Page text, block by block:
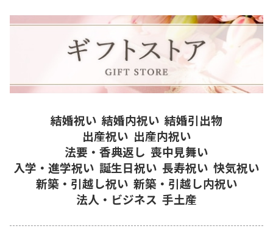
結婚祝い 結婚内祝い 結婚引出物
出産祝い 出産内祝い
法要・香典返し 喪中見舞い
入学・進学祝い 誕生日祝い 長寿祝い 快気祝い
新築・引越し祝い 新築・引越し内祝い
法人・ビジネス 手土産